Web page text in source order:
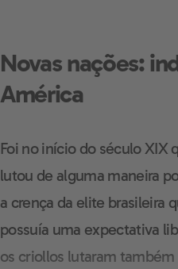
Novas nações:
América
Foi no início do século XIX
lutou de alguma maneira
a crença da elite brasileira
possuía uma expectativa
os criollos lutaram